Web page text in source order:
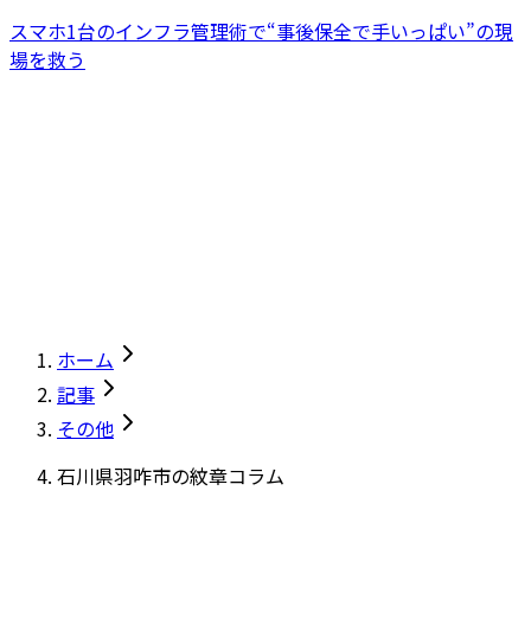
スマホ1台のインフラ管理術で“事後保全で手いっぱい”の現
場を救う
ホーム
記事
その他
石川県羽咋市の紋章コラム